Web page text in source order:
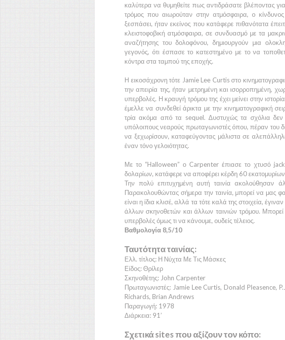
καλύτερα να θυμηθείτε πως αντιδράσατε βλέποντας
τρόμος που αιωρούταν στην ατμόσφαιρα, ο
ξεσπάσει, ήταν εκείνος που κατάφερε πιθανότατα
κλειστοφοβική ατμόσφαιρα, σε συνδυασμό με τα
αναζήτησης του δολοφόνου, δημιουργούν μια
γεγονός, ότι έσπασε το κατεστημένο με το να
κόντρα στα ταμπού της εποχής.
Η εικοσάχρονη τότε Jamie Lee Curtisστο
την απειρία της, ήταν μετρημένη και ισορροπημένη,
υπερβολές. Η κραυγή τρόμου της έχει μείνει στην
έμελλε να συνδεθεί άρικτα με την κινηματογραφική
τρία ακόμα από τα sequel. Δυστυχώς τα σχόλια δεν
υπόλοιπους νεαρούς πρωταγωνιστές όπου, πέραν του
να ξεχωρίσουν, καταφεύγοντας μάλιστα σε
έναν τόνο γελοιότητας.
Με το “Halloween” ο Carpenterέπιασε το χτυσό
δολαρίων, κατάφερε να αποφέρει κέρδη 60
Την πολύ επιτυχημένη αυτή ταινία ακολούθησαν
Παρακολουθώντας σήμερα την ταινία, μπορεί να μας
είναι η ίδια κλισέ, αλλά τα τότε καλά της στοιχεία,
άλλων σκηνοθετών και άλλων ταινιών τρόμου.
υπερβολές όμως τι να κάνουμε, ουδείς τέλειος.
Βαθμολογία 8,5/10
Ταυτότητα ταινίας:
Ελλ. τίτλος: Η Νύχτα Με Τις Μάσκες
Είδος: Θρίλερ
Σκηνοθέτης: John Carpenter
Πρωταγωνιστές: Jamie Lee Curtis, Donald Pleasence,
Richards, Brian Andrews
Παραγωγή: 1978
Διάρκεια: 91’
Σχετικά sites που αξίζουν τον κόπο: